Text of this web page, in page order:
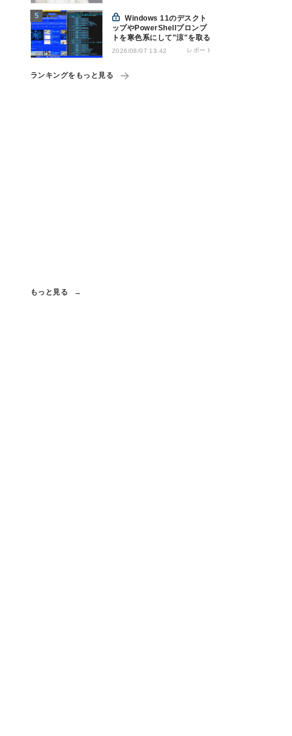
Windows 11のデスクト
ップやPowerShellプロンプ
トを寒色系にして"涼"を取る
2026/08/07 13:42 レポート
ランキングをもっと見る
もっと見る